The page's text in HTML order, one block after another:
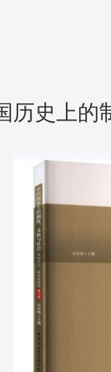
历史上的